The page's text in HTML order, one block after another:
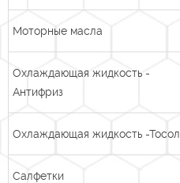
Моторные масла
Охлаждающая жидкость -
Антифриз
Охлаждающая жидкость -Тосол
Салфетки